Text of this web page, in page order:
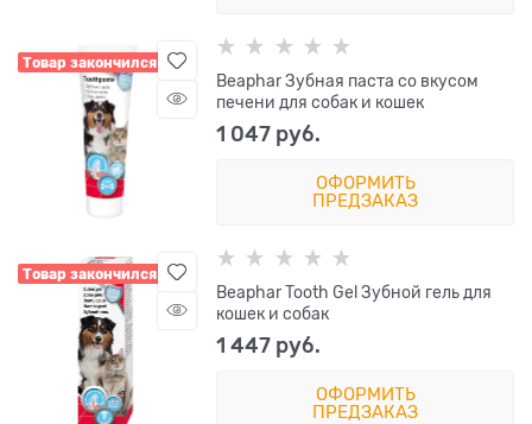
Товар закончился
Beaphar Зубная паста со вкусом
печени для собак и кошек
1 047 руб.
ОФОРМИТЬ
ПРЕДЗАКАЗ
Товар закончился
Beaphar Tooth Gel Зубной гель для
кошек и собак
1 447 руб.
ОФОРМИТЬ
ПРЕДЗАКАЗ